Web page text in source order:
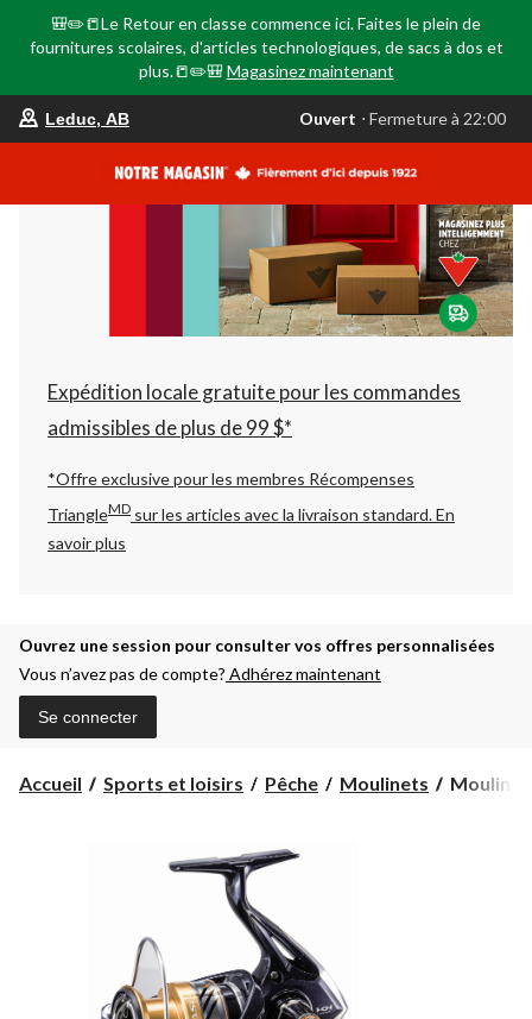
🎒✏️📒Le Retour en classe commence ici. Faites le plein de
fournitures scolaires, d'articles technologiques, de sacs à dos et
plus.📒✏️🎒 Magasinez maintenant
votre
est
AB,
Ouvert,
Fermeture
à
22:00
changer
Leduc, AB Ouvert ⋅ Fermeture à 22:00
Expédition locale gratuite pour les commandes
admissibles de plus de 99 $*
*Offre exclusive pour les membres Récompenses
TriangleMD sur les articles avec la livraison standard.En
savoir plus
Ouvrez une session pour consulter vos offres personnalisées
Vous n’avez pas de compte? Adhérez maintenant
Se connecter
Accueil Sports et loisirs Pêche Moulinets
Moulinet
Moulinet